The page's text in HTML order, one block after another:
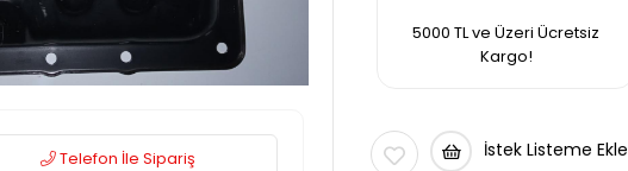
Telefon İle Sipariş
5000 TL ve Üzeri Ücretsiz
Kargo!
İstek Listeme Ekle